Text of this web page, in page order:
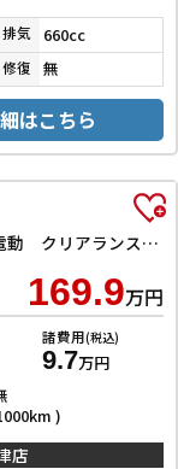
排気 660cc
修復 無
はこちら
ファッションスタイル 両側スライド・片側電動 クリアランスソナー オートクルーズコントロール レーンアシスト オートライト スマートキー アイドリングストップ ベンチシート CVT ESC チップアップシート
169.9万円
諸費用(税込)
9.7万円
)
店